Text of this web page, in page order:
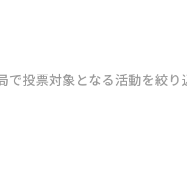
投票対象となる活動を絞り